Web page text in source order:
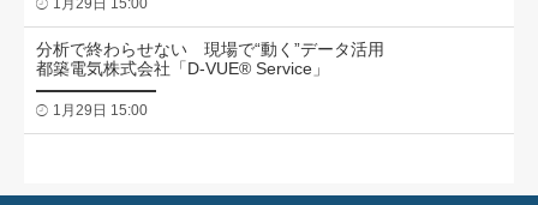
1月29日 15:00
分析で終わらせない 現場で“動く”データ活用
都築電気株式会社「D-VUE® Service」
1月29日 15:00